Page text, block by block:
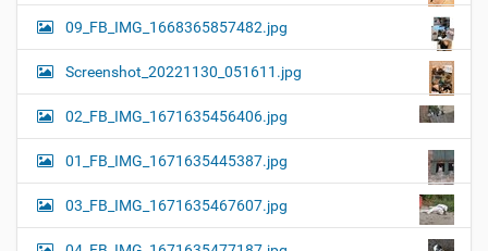
09_FB_IMG_1668365857482.jpg
Screenshot_20221130_051611.jpg
02_FB_IMG_1671635456406.jpg
01_FB_IMG_1671635445387.jpg
03_FB_IMG_1671635467607.jpg